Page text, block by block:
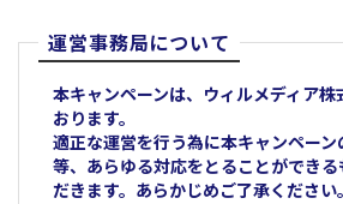
運営事務局について
本キャンペーンは、ウィルメディア株
おります。
適正な運営を行う為に本キャンペー
等、あらゆる対応をとることができ
だきます。あらかじめご了承ください。